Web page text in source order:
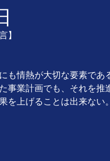
生日の
も情熱が大切な要素であ
事業計画でも、それを推
を上げることは出来ない。
・シュル
リ